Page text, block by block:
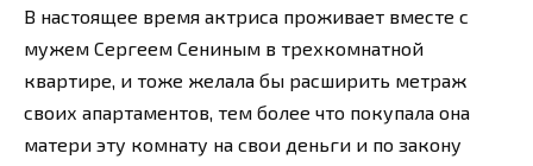
В настоящее время актриса проживает вместе с
мужем Сергеем Сениным в трехкомнатной
квартире, и тоже желала бы расширить метраж
своих апартаментов, тем более что покупала она
матери эту комнату на свои деньги и по закону